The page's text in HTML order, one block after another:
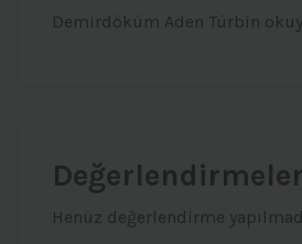
Demirdöküm Aden Türbin
Değerlendirmeler
Henüz değerlendirme